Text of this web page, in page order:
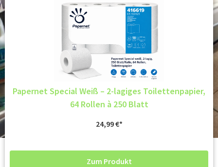
Papernet Special Weiß – 2-lagiges Toilettenpapier,
64 Rollen à 250 Blatt
24,99€
Zum Produkt